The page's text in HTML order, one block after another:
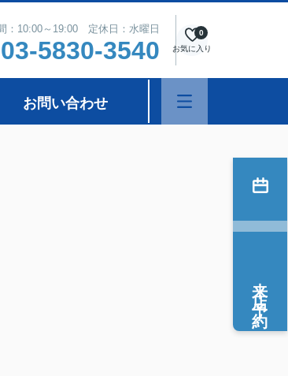
：10:00～19:00 定休日：水曜日
03-5830-3540 お気に入り
0
お問い合わせ
来店予約